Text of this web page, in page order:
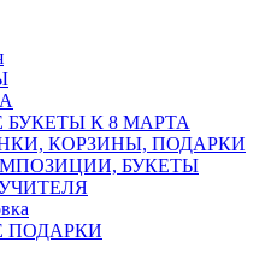
К 8 МАРТА
КОРЗИНЫ, ПОДАРКИ
БУКЕТЫ
ПОДАРКИ